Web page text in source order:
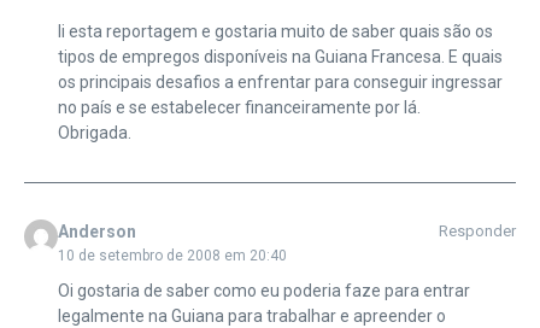
li esta reportagem e gostaria muito de saber quais são os
tipos de empregos disponíveis na Guiana Francesa. E quais
os principais desafios a enfrentar para conseguir ingressar
no país e se estabelecer financeiramente por lá.
Obrigada.
Anderson
10 de setembro de 2008 em 20:40
Responder
Oi gostaria de saber como eu poderia faze para entrar
legalmente na Guiana para trabalhar e apreender o